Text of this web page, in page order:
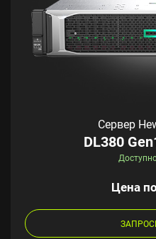
Сервер
DL380
Цена